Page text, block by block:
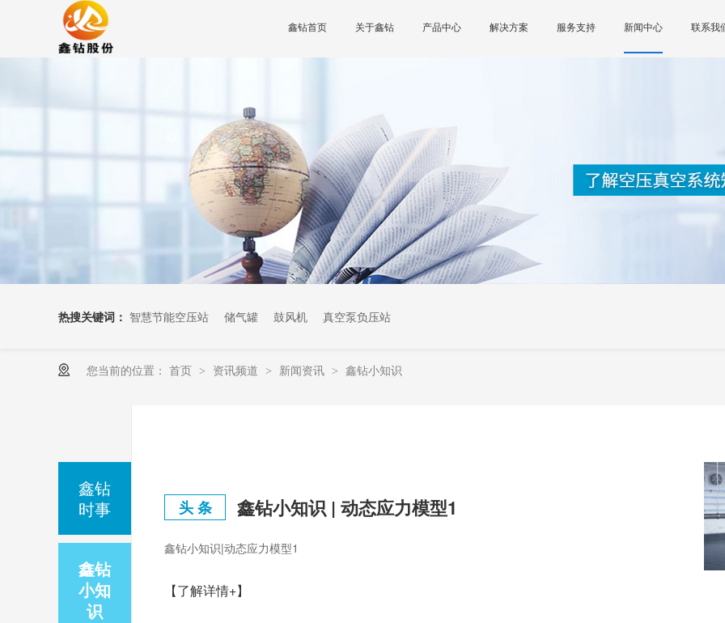
鑫钻首页 关于鑫钻 产品中心 解决方案 服务支持 新闻中心 联系我
热搜关键词： 智慧节能空压站 储气罐 鼓风机 真空泵负压站
您当前的位置： 首页 > 资讯频道 > 新闻资讯 > 鑫钻小知识
头 条 鑫钻小知识 | 动态应力模型1
鑫钻小知识|动态应力模型1
【了解详情+】
鑫钻
时事
鑫钻
小知
识